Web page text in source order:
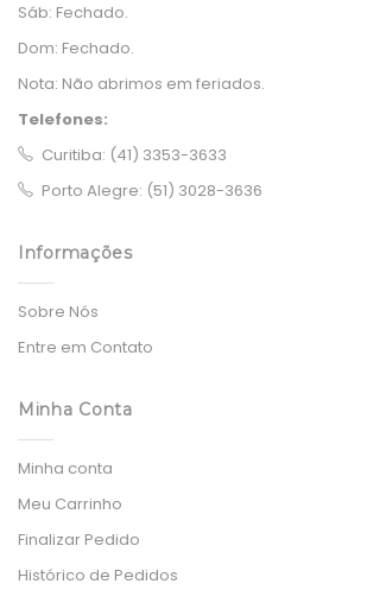
Sáb: Fechado.
Dom: Fechado.
Nota: Não abrimos em feriados.
Telefones:
Curitiba: (41) 3353-3633
Porto Alegre: (51) 3028-3636
Informações
Sobre Nós
Entre em Contato
Minha Conta
Minha conta
Meu Carrinho
Finalizar Pedido
Histórico de Pedidos